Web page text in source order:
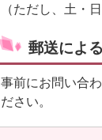
（ただし、土・
郵送によ
事前にお問い合
ださい。